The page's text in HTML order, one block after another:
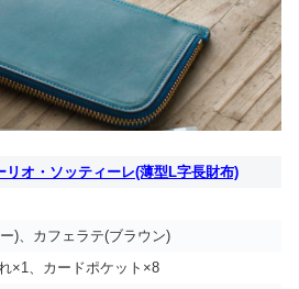
リオ・ソッティーレ(薄型L字長財布)
)、カフェラテ(ブラウン)
×1、カードポケット×8